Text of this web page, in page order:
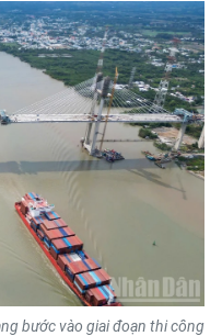
bước vào giai đoạn thi công